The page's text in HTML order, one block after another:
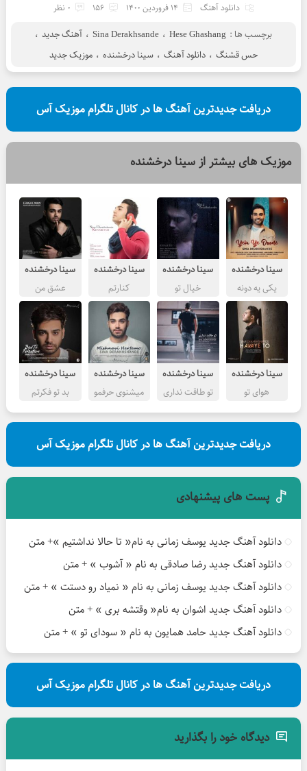
دانلود آهنگ 14 فروردین 1400 156 0 نظر
برچسب ها : Hese Ghashang ، Sina Derakhsande ، آهنگ جدید ،
حس قشنگ ، دانلود آهنگ ، سینا درخشنده ، موزیک جدید
دریافت جدیدترین آهنگ ها در کانال تلگرام موزیک آس
موزیک های بیشتر از سینا درخشنده
سینا درخشنده
یکی یه دونه
سینا درخشنده
خیال تو
سینا درخشنده
کنارتم
سینا درخشنده
عشق من
سینا درخشنده
هوای تو
سینا درخشنده
تو طاقت نداری
سینا درخشنده
میشنوی حرفمو
سینا درخشنده
بد تو فکرتم
دریافت جدیدترین آهنگ ها در کانال تلگرام موزیک آس
پست های پیشنهادی
دانلود آهنگ جدید یوسف زمانی به نام« تا حالا نداشتیم »+ متن
دانلود آهنگ جدید رضا صادقی به نام « آشوب » + متن
دانلود آهنگ جدید یوسف زمانی به نام « نمیاد رو دستت » + متن
دانلود آهنگ جدید اشوان به نام« وقتشه بری » + متن
دانلود آهنگ جدید حامد همایون به نام « سودای تو » + متن
دریافت جدیدترین آهنگ ها در کانال تلگرام موزیک آس
دیدگاه خود را بگذارید